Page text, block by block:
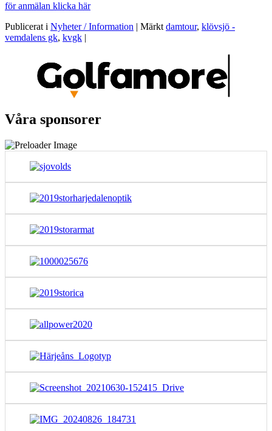
för anmälan klicka här
Publicerat i Nyheter / Information Märktdamtour, klövsjö -
vemdalens gk, kvgk
Våra sponsorer